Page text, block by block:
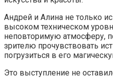
Андрей и Алина не только
высоком техническом
неповторимую атмосферу,
зрителю прочувствовать
погрузиться в его
Это выступление не